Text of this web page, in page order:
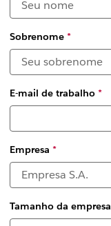
fusos
horários
disponíveis
*
Sobrenome*
E-mail de trabalho*
Empresa *
Tamanho da empresa